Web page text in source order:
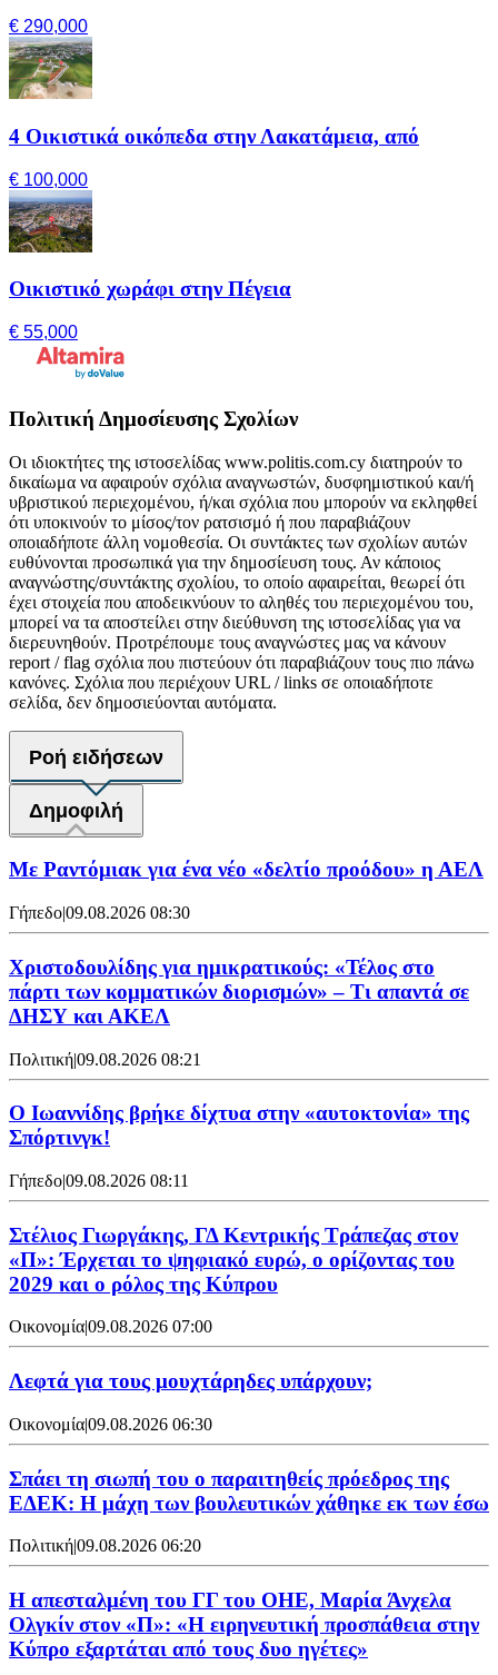
€ 290,000
4 Οικιστικά οικόπεδα στην Λακατάμεια, από
€ 100,000
Οικιστικό χωράφι στην Πέγεια
€ 55,000
Πολιτική Δημοσίευσης Σχολίων
Οι ιδιοκτήτες της ιστοσελίδας www.politis.com.cy διατηρούν το
δικαίωμα να αφαιρούν σχόλια αναγνωστών, δυσφημιστικού και/ή
υβριστικού περιεχομένου, ή/και σχόλια που μπορούν να εκληφθεί
ότι υποκινούν το μίσος/τον ρατσισμό ή που παραβιάζουν
οποιαδήποτε άλλη νομοθεσία. Οι συντάκτες των σχολίων αυτών
ευθύνονται προσωπικά για την δημοσίευση τους. Αν κάποιος
αναγνώστης/συντάκτης σχολίου, το οποίο αφαιρείται, θεωρεί ότι
έχει στοιχεία που αποδεικνύουν το αληθές του περιεχομένου του,
μπορεί να τα αποστείλει στην διεύθυνση της ιστοσελίδας για να
διερευνηθούν. Προτρέπουμε τους αναγνώστες μας να κάνουν
report / flag σχόλια που πιστεύουν ότι παραβιάζουν τους πιο πάνω
κανόνες. Σχόλια που περιέχουν URL / links σε οποιαδήποτε
σελίδα, δεν δημοσιεύονται αυτόματα.
Ροή ειδήσεων
Δημοφιλή
Με Ραντόμιακ για ένα νέο «δελτίο προόδου» η ΑΕΛ
Γήπεδο|09.08.2026 08:30
Χριστοδουλίδης για ημικρατικούς: «Τέλος στο
πάρτι των κομματικών διορισμών» – Τι απαντά σε
ΔΗΣΥ και ΑΚΕΛ
Πολιτική|09.08.2026 08:21
Ο Ιωαννίδης βρήκε δίχτυα στην «αυτοκτονία» της
Σπόρτινγκ!
Γήπεδο|09.08.2026 08:11
Στέλιος Γιωργάκης, ΓΔ Κεντρικής Τράπεζας στον
«Π»: Έρχεται το ψηφιακό ευρώ, ο ορίζοντας του
2029 και ο ρόλος της Κύπρου
Οικονομία|09.08.2026 07:00
Λεφτά για τους μουχτάρηδες υπάρχουν;
Οικονομία|09.08.2026 06:30
Σπάει τη σιωπή του ο παραιτηθείς πρόεδρος της
ΕΔΕΚ: Η μάχη των βουλευτικών χάθηκε εκ των έσω
Πολιτική|09.08.2026 06:20
Η απεσταλμένη του ΓΓ του ΟΗΕ, Μαρία Άνχελα
Ολγκίν στον «Π»: «Η ειρηνευτική προσπάθεια στην
Κύπρο εξαρτάται από τους δυο ηγέτες»